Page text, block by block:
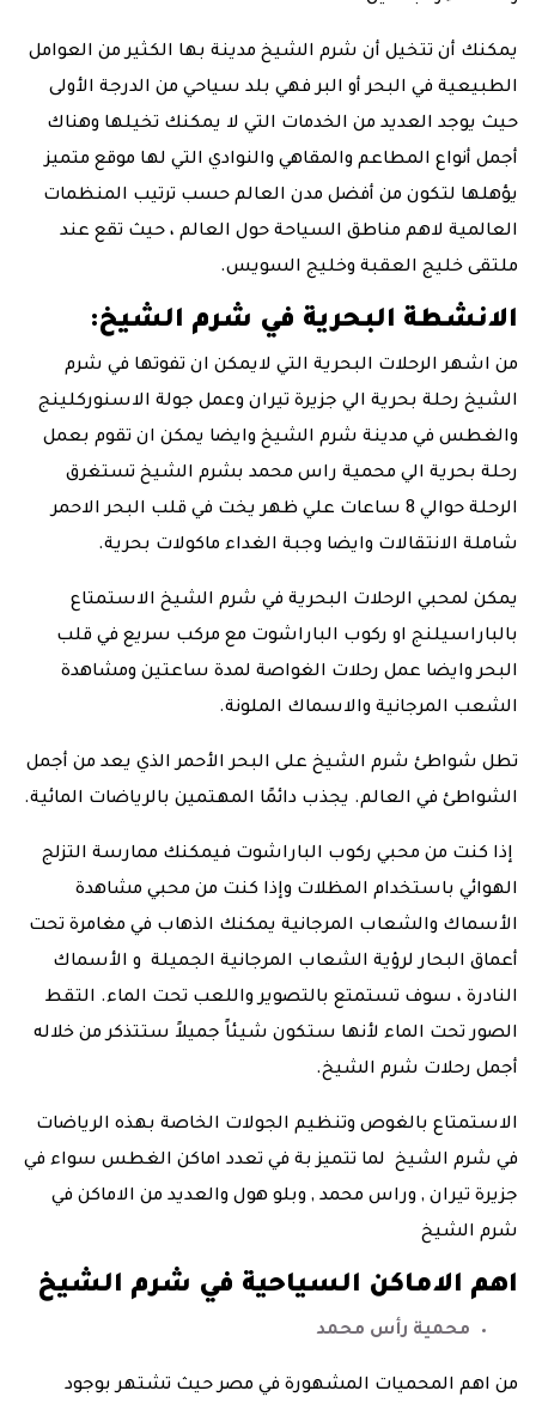
يمكنك أن تتخيل أن شرم الشيخ مدينة بها الكثير من العوامل
الطبيعية في البحر أو البر فهي بلد سياحي من الدرجة الأولى
حيث يوجد العديد من الخدمات التي لا يمكنك تخيلها وهناك
أجمل أنواع المطاعم والمقاهي والنوادي التي لها موقع متميز
يؤهلها لتكون من أفضل مدن العالم حسب ترتيب المنظمات
العالمية لاهم مناطق السياحة حول العالم ، حيث تقع عند
ملتقى خليج العقبة وخليج السويس.
الانشطة البحرية في شرم الشيخ:
من اشهر الرحلات البحرية التي لايمكن ان تفوتها في شرم
الشيخ رحلة بحرية الي جزيرة تيران وعمل جولة الاسنوركلينج
والغطس في مدينة شرم الشيخ وايضا يمكن ان تقوم بعمل
رحلة بحرية الي محمية راس محمد بشرم الشيخ تستغرق
الرحلة حوالي 8 ساعات علي ظهر يخت في قلب البحر الاحمر
شاملة الانتقالات وايضا وجبة الغداء ماكولات بحرية.
يمكن لمحبي الرحلات البحرية في شرم الشيخ الاستمتاع
بالباراسيلنج او ركوب الباراشوت مع مركب سريع في قلب
البحر وايضا عمل رحلات الغواصة لمدة ساعتين ومشاهدة
الشعب المرجانية والاسماك الملونة.
تطل شواطئ شرم الشيخ على البحر الأحمر الذي يعد من أجمل
الشواطئ في العالم. يجذب دائمًا المهتمين بالرياضات المائية.
إذا كنت من محبي ركوب الباراشوت فيمكنك ممارسة التزلج
الهوائي باستخدام المظلات وإذا كنت من محبي مشاهدة
الأسماك والشعاب المرجانية يمكنك الذهاب في مغامرة تحت
أعماق البحار لرؤية الشعاب المرجانية الجميلة و الأسماك
النادرة ، سوف تستمتع بالتصوير واللعب تحت الماء. التقط
الصور تحت الماء لأنها ستكون شيئاً جميلاً ستتذكر من خلاله
أجمل رحلات شرم الشيخ.
الاستمتاع بالغوص وتنظيم الجولات الخاصة بهذه الرياضات
في شرم الشيخ لما تتميز بة في تعدد اماكن الغطس سواء في
جزيرة تيران , وراس محمد , وبلو هول والعديد من الاماكن في
شرم الشيخ
اهم الاماكن السياحية في شرم الشيخ
محمية رأس محمد
من اهم المحميات المشهورة في مصر حيث تشتهر بوجود